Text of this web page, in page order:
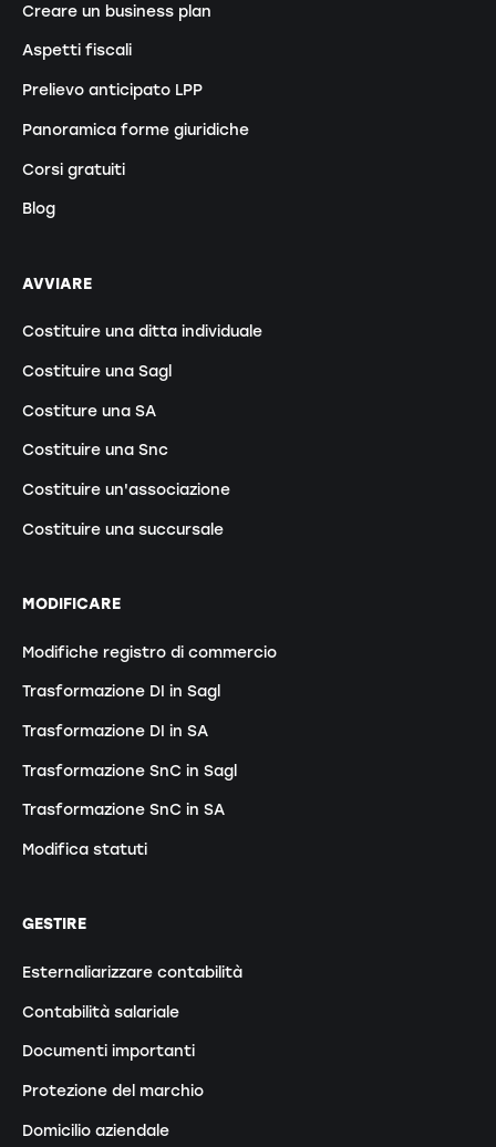
Creare un business plan
Aspetti fiscali
Prelievo anticipato LPP
Panoramica forme giuridiche
Corsi gratuiti
Blog
AVVIARE
Costituire una ditta individuale
Costituire una Sagl
Costiture una SA
Costituire una Snc
Costituire un'associazione
Costituire una succursale
MODIFICARE
Modifiche registro di commercio
Trasformazione DI in Sagl
Trasformazione DI in SA
Trasformazione SnC in Sagl
Trasformazione SnC in SA
Modifica statuti
GESTIRE
Esternaliarizzare contabilità
Contabilità salariale
Documenti importanti
Protezione del marchio
Domicilio aziendale